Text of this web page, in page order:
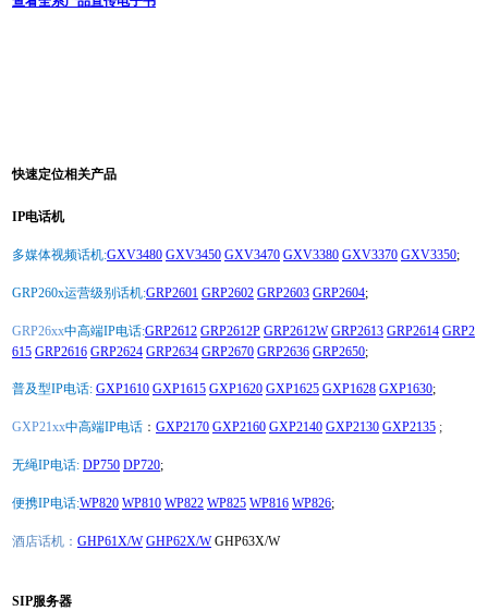
快速定位相关产品
IP电话机
多媒体视频话机:GXV3480 GXV3450 GXV3470 GXV3380 GXV3370 GXV3350;
GRP260x运营级别话机:GRP2601 GRP2602 GRP2603 GRP2604;
GRP26xx中高端IP电话:GRP2612 GRP2612P GRP2612W GRP2613 GRP2614 GRP2
615 GRP2616 GRP2624 GRP2634 GRP2670 GRP2636 GRP2650;
普及型IP电话: GXP1610 GXP1615 GXP1620 GXP1625 GXP1628 GXP1630;
GXP21xx中高端IP电话 ： GXP2170 GXP2160 GXP2140 GXP2130 GXP2135 ;
无绳IP电话: DP750 DP720;
便携IP电话:WP820 WP810 WP822 WP825 WP816 WP826;
酒店话机： GHP61X/W GHP62X/WGHP63X/W
SIP服务器